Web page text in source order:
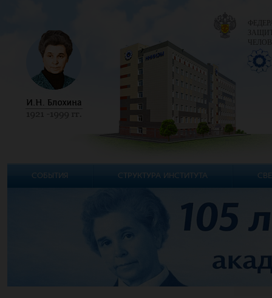
СОБЫТИЯ СТРУКТУРА ИНСТИТУТА